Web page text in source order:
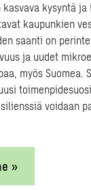
mittakaavan ja
tuomista.
tavoitteita
aivan erityistä
vaiheen
varsinaisten
kysyntä ja
kaupunkien
saanti on
ja uudet
myös Suomea.
voidaan
»